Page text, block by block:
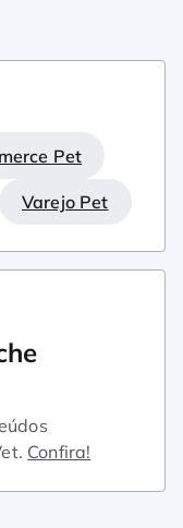
Pet
Varejo Pet
Confira!